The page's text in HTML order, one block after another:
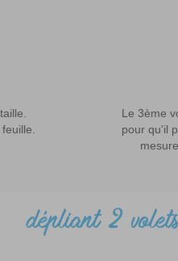
Le 3ème
pour qu'il
dépliant 2